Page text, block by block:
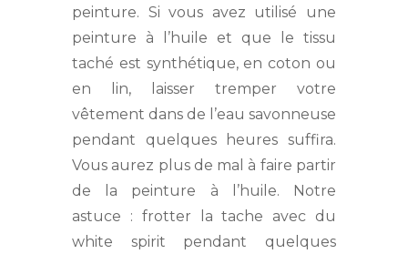
peinture. Si vous avez utilisé une
peinture à l’huile et que le tissu
taché est synthétique, en coton ou
en lin, laisser tremper votre
vêtement dans de l’eau savonneuse
pendant quelques heures suffira.
Vous aurez plus de mal à faire partir
de la peinture à l’huile. Notre
astuce : frotter la tache avec du
white spirit pendant quelques